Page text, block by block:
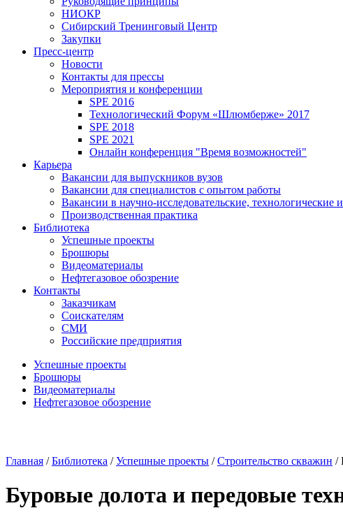
НИОКР
Сибирский Тренинговый Центр
Закупки
Пресс-центр
Новости
Контакты для прессы
Мероприятия и конференции
SPE 2016
Технологический Форум «Шлюмберже» 2017
SPE 2018
SPE 2021
Онлайн конференция "Время возможностей"
Карьера
Вакансии для выпускников вузов
Вакансии для специалистов с опытом работы
Вакансии в научно-исследовательские, технологические
Производственная практика
Библиотека
Успешные проекты
Брошюры
Видеоматериалы
Нефтегазовое обозрение
Контакты
Заказчикам
Соискателям
СМИ
Российские предприятия
Успешные проекты
Брошюры
Видеоматериалы
Нефтегазовое обозрение
Главная /Библиотека /Успешные проекты /Строительство скважин /
Буровые долота и передовые